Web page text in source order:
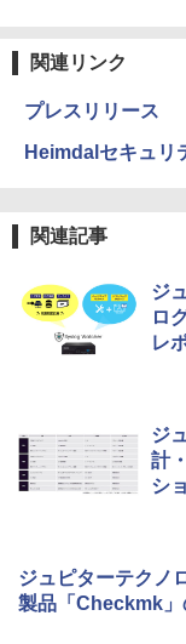
関連リンク
プレスリリース
Heimdalセキュリ
関連記事
ジ
ロ
レ
ジ
計
シ
ジュピターテクノ
製品「Checkmk」